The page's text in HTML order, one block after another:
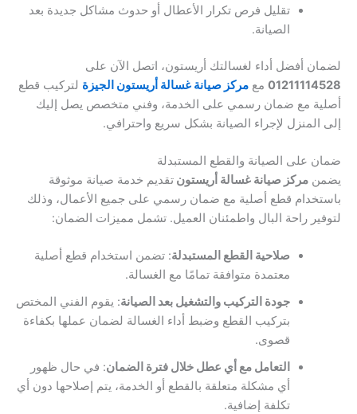
تقليل فرص تكرار الأعطال أو حدوث مشاكل جديدة بعد
الصيانة.
لضمان أفضل أداء لغسالتك أريستون، اتصل الآن على
01211114528 مع مركز صيانة غسالة أريستون الجيزة لتركيب قطع
أصلية مع ضمان رسمي على الخدمة، وفني متخصص يصل إليك
إلى المنزل لإجراء الصيانة بشكل سريع واحترافي.
ضمان على الصيانة والقطع المستبدلة
يضمن مركز صيانة غسالة أريستون تقديم خدمة صيانة موثوقة
باستخدام قطع أصلية مع ضمان رسمي على جميع الأعمال، وذلك
لتوفير راحة البال واطمئنان العميل. تشمل مميزات الضمان:
صلاحية القطع المستبدلة: تضمن استخدام قطع أصلية
معتمدة متوافقة تمامًا مع الغسالة.
جودة التركيب والتشغيل بعد الصيانة: يقوم الفني المختص
بتركيب القطع وضبط أداء الغسالة لضمان عملها بكفاءة
قصوى.
التعامل مع أي عطل خلال فترة الضمان: في حال ظهور
أي مشكلة متعلقة بالقطع أو الخدمة، يتم إصلاحها دون أي
تكلفة إضافية.